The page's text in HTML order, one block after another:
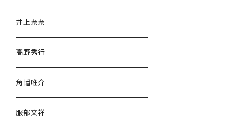
文学・小説・物語
随筆・ノンフィクション・その他
井上奈奈
高野秀行
角幡唯介
服部文祥